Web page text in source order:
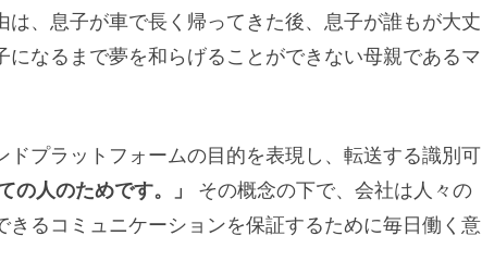
、息子が車で長く帰ってきた後、息子が誰もが大丈
なるまで夢を和らげることができない母親であるマ
プラットフォームの目的を表現し、転送する識別可
の人のためです。」
その概念の下で、会社は人々の
るコミュニケーションを保証するために毎日働く意